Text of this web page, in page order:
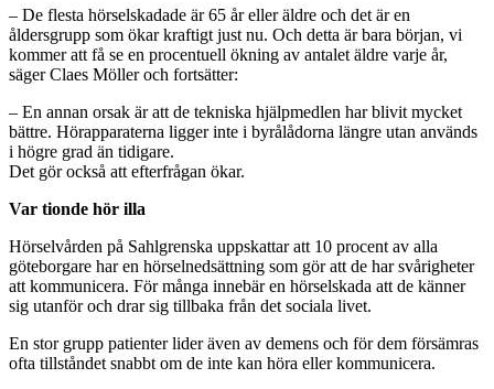
– De flesta hörselskadade är 65 år eller äldre och det är en
åldersgrupp som ökar kraftigt just nu. Och detta är bara början, vi
kommer att få se en procentuell ökning av antalet äldre varje år,
säger Claes Möller och fortsätter:
– En annan orsak är att de tekniska hjälpmedlen har blivit mycket
bättre. Hörapparaterna ligger inte i byrålådorna längre utan används
i högre grad än tidigare.
Det gör också att efterfrågan ökar.
Var tionde hör illa
Hörselvården på Sahlgrenska uppskattar att 10 procent av alla
göteborgare har en hörselnedsättning som gör att de har svårigheter
att kommunicera. För många innebär en hörselskada att de känner
sig utanför och drar sig tillbaka från det sociala livet.
En stor grupp patienter lider även av demens och för dem försämras
ofta tillståndet snabbt om de inte kan höra eller kommunicera.